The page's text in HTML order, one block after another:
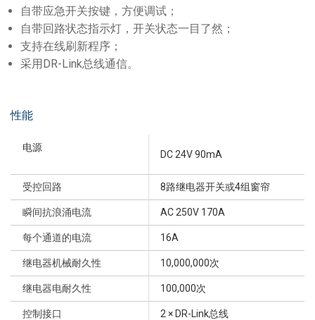
自带应急开关按键，方便调试；
自带回路状态指示灯，开关状态一目了然；
支持在线刷新程序；
采用DR-Link总线通信。
性能
电源
DC 24V 90mA
受控回路 8路继电器开关或4组窗帘
瞬间抗浪涌电流 AC 250V 170A
每个通道的电流 16A
继电器机械耐久性 10,000,000次
继电器电耐久性 100,000次
控制接口 2 × DR-Link总线